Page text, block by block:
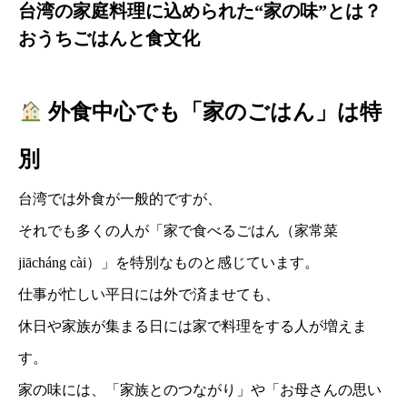
台湾の家庭料理に込められた“家の味”とは？
おうちごはんと食文化
外食中心でも「家のごはん」は特
別
台湾では外食が一般的ですが、
それでも多くの人が「家で食べるごはん（家常菜
jiācháng cài）」を特別なものと感じています。
仕事が忙しい平日には外で済ませても、
休日や家族が集まる日には家で料理をする人が増えま
す。
家の味には、「家族とのつながり」や「お母さんの思い